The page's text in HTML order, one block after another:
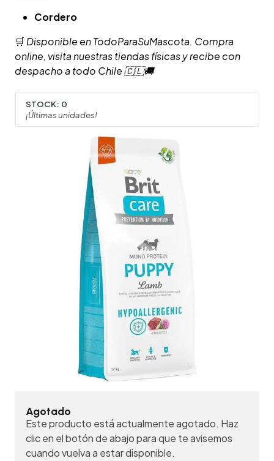
Cordero
🛒 Disponible en TodoParaSuMascota. Compra
online, visita nuestras tiendas físicas y recibe con
despacho a todo Chile 🇨🇱🚚
STOCK: 0
¡Últimas unidades!
Agotado
Este producto está actualmente agotado. Haz
clic en el botón de abajo para que te avisemos
cuando vuelva a estar disponible.